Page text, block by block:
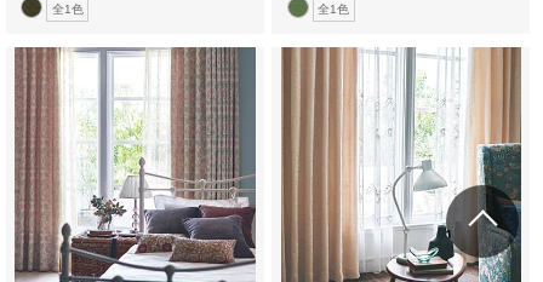
全1色 全1色